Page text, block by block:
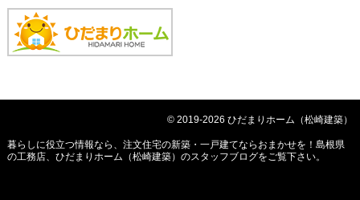
© 2019-2026 ひだまりホーム（松崎建築）
暮らしに役立つ情報なら、 注文住宅の新築・一戸建てならおまかせを！島根県
の工務店、ひだまりホーム（松崎建築）のスタッフブログをご覧下さい。